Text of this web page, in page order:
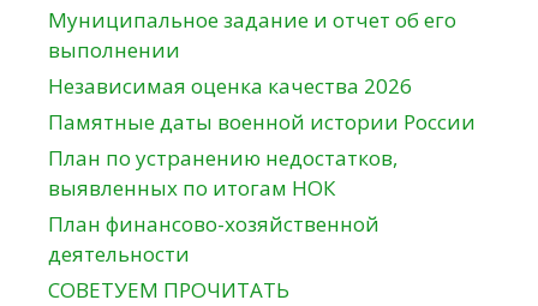
Муниципальное задание и отчет об его
выполнении
Независимая оценка качества 2026
Памятные даты военной истории России
План по устранению недостатков,
выявленных по итогам НОК
План финансово-хозяйственной
деятельности
СОВЕТУЕМ ПРОЧИТАТЬ